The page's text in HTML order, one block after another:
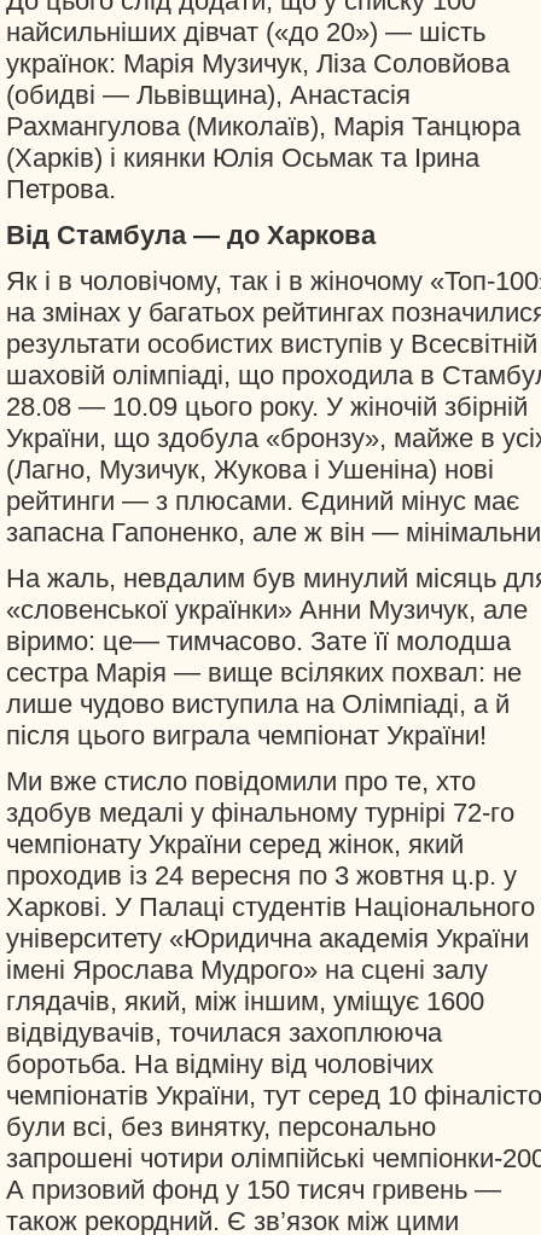
найсильніших дівчат («до 20») — шість
українок: Марія Музичук, Ліза Соловйова
(обидві — Львівщина), Анастасія
Рахмангулова (Миколаїв), Марія Танцюра
(Харків) і киянки Юлія Осьмак та Ірина
Петрова.
Від Стамбула — до Харкова
Як і в чоловічому, так і в жіночому «Топ-
на змінах у багатьох рейтингах
результати особистих виступів у Всесвітній
шаховій олімпіаді, що проходила в
28.08 — 10.09 цього року. У жіночій збірній
України, що здобула «бронзу», майже в
(Лагно, Музичук, Жукова і Ушеніна) нові
рейтинги — з плюсами. Єдиний мінус має
запасна Гапоненко, але ж він —
На жаль, невдалим був минулий місяць
«словенської українки» Анни Музичук, але
віримо: це— тимчасово. Зате її молодша
сестра Марія — вище всіляких похвал: не
лише чудово виступила на Олімпіаді, а й
після цього виграла чемпіонат України!
Ми вже стисло повідомили про те, хто
здобув медалі у фінальному турнірі 72-го
чемпіонату України серед жінок, який
проходив із 24 вересня по 3 жовтня ц.р. у
Харкові. У Палаці студентів Національного
університету «Юридична академія України
імені Ярослава Мудрого» на сцені залу
глядачів, який, між іншим, уміщує 1600
відвідувачів, точилася захоплююча
боротьба. На відміну від чоловічих
чемпіонатів України, тут серед 10
були всі, без винятку, персонально
запрошені чотири олімпійські чемпіонки-
А призовий фонд у 150 тисяч гривень —
також рекордний. Є зв’язок між цими